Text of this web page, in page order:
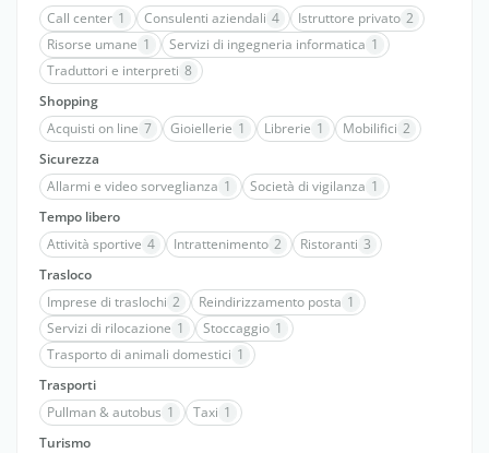
Call center 1 Consulenti aziendali 4 Istruttore privato 2
Risorse umane 1 Servizi di ingegneria informatica 1
Traduttori e interpreti 8
Shopping
Acquisti on line 7 Gioiellerie 1 Librerie 1 Mobilifici 2
Sicurezza
Allarmi e video sorveglianza 1 Società di vigilanza 1
Tempo libero
Attività sportive 4 Intrattenimento 2 Ristoranti 3
Trasloco
Imprese di traslochi 2 Reindirizzamento posta 1
Servizi di rilocazione 1 Stoccaggio 1
Trasporto di animali domestici 1
Trasporti
Pullman & autobus 1 Taxi 1
Turismo